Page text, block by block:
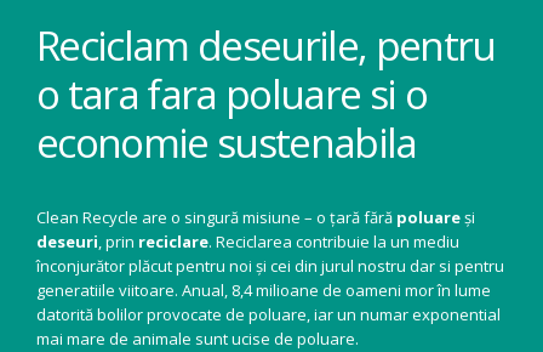
Reciclam deseurile, pentru
o tara fara poluare si o
economie sustenabila
Clean Recycle are o singură misiune – o țară fără poluareși
deseuri, prin reciclare. Reciclarea contribuie la un mediu
înconjurător plăcut pentru noi și cei din jurul nostru dar si pentru
generatiile viitoare. Anual, 8,4 milioane de oameni mor în lume
datorită bolilor provocate de poluare, iar un numar exponential
mai mare de animale sunt ucise de poluare.